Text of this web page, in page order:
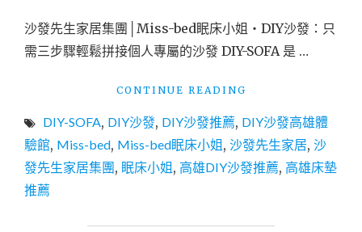
沙發先生家居集團│Miss-bed眠床小姐・DIY沙發：只
需三步驟輕鬆拼接個人專屬的沙發 DIY-SOFA 是 …
CONTINUE READING
也
能
由
│
DIY-SOFA, DIY沙發, DIY沙發推薦, DIY沙發高雄體
驗館, Miss-bed, Miss-bed眠床小姐, 沙發先生家居, 沙
發先生家居集團, 眠床小姐, 高雄DIY沙發推薦, 高雄床墊
推薦